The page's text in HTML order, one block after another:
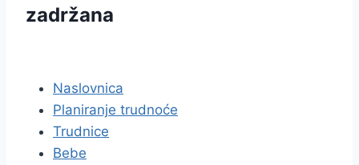
zadržana
Naslovnica
Planiranje trudnoće
Trudnice
Bebe